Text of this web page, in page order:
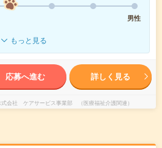
男性
もっと見る
応募へ進む 詳しく見る
式会社 ケアサービス事業部 （医療福祉介護関連）